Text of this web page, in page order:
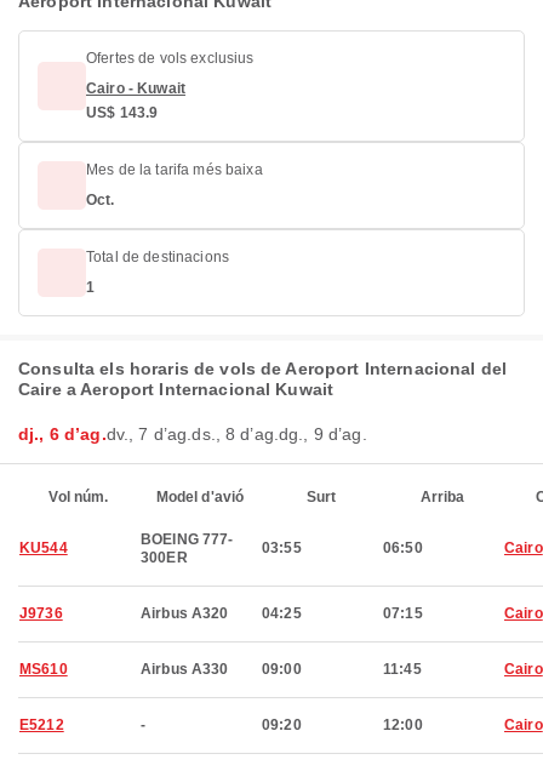
Ofertes de vols exclusius
Cairo - Kuwait
US$ 143.9
Mes de la tarifa més baixa
Oct.
Total de destinacions
1
Consulta els horaris de vols de Aeroport Internacional del
Caire a Aeroport Internacional Kuwait
dj., 6 d’ag.dv., 7 d’ag.ds., 8 d’ag.dg., 9 d’ag.
Vol núm. Model d'avió Surt Arriba
KU544
BOEING 777-
300ER
03:55 06:50 Cairo
J9736 Airbus A320 04:25 07:15 Cairo
MS610 Airbus A330 09:00 11:45 Cairo
E5212 - 09:20 12:00 Cairo